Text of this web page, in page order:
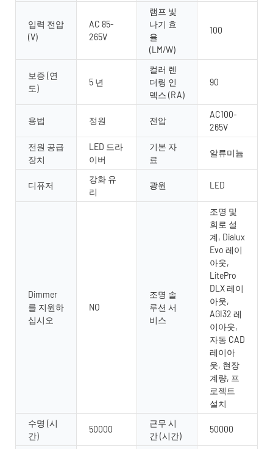
입력 전압
(V)
AC 85-
265V
램프 빛
나기 효
율
(LM/W)
100
보증 (연
도)
5 년
컬러 렌
더링 인
덱스 (RA)
90
용법 정원 전압
AC100-
265V
전원 공급
장치
LED 드라
이버
기본 자
료
알류미늄
디퓨저
강화 유
리
광원 LED
Dimmer
를 지원하
십시오
NO
조명 솔
루션 서
비스
조명 및
회로 설
계, Dialux
Evo 레이
아웃,
LitePro
DLX 레이
아웃,
AGI32 레
이아웃,
자동 CAD
레이아
웃, 현장
계량, 프
로젝트
설치
수명 (시
간)
50000
근무 시
간 (시간)
50000